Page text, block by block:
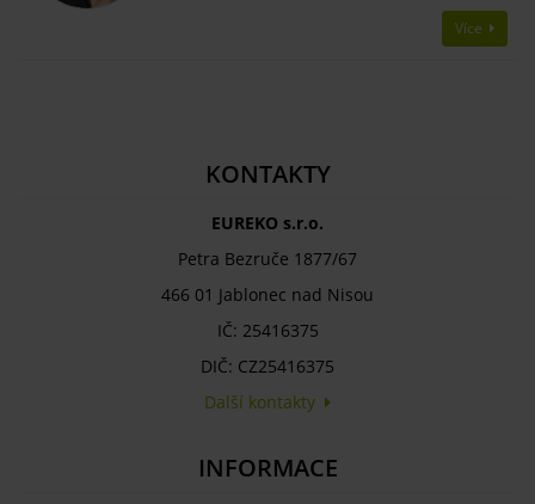
Více
KONTAKTY
EUREKO s.r.o.
Petra Bezruče 1877/67
466 01 Jablonec nad Nisou
IČ: 25416375
DIČ: CZ25416375
Další kontakty
INFORMACE